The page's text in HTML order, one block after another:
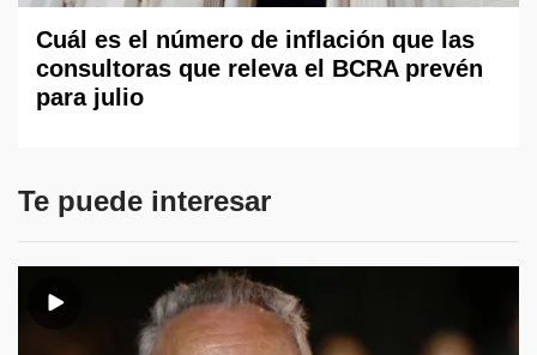
Cuál es el número de inflación que las
consultoras que releva el BCRA prevén
para julio
Te puede interesar